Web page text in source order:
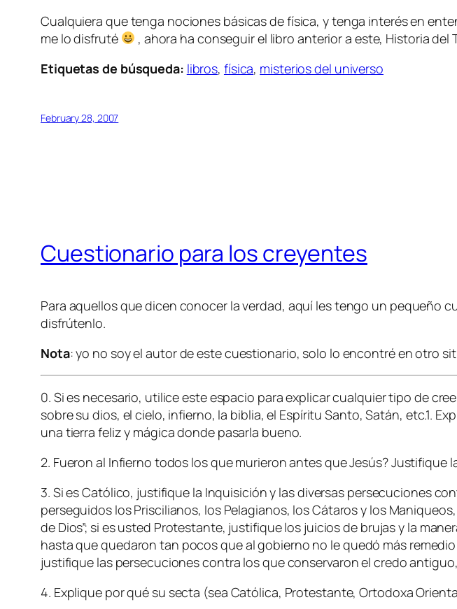
Cualquiera que tenga nociones básicas de física, y tenga interés en
me lo disfruté
, ahora ha conseguir el libro anterior a este, Historia del
Etiquetas de búsqueda: libros, física, misterios del universo
February 28, 2007
Cuestionario para los creyentes
Para aquellos que dicen conocer la verdad, aquí les tengo un pequeño
disfrútenlo.
Nota: yo no soy el autor de este cuestionario, solo lo encontré en otro
0. Si es necesario, utilice este espacio para explicar cualquier tipo de
sobre su dios, el cielo, infierno, la biblia, el Espíritu Santo, Satán, etc.1.
una tierra feliz y mágica donde pasarla bueno.
2. Fueron al Infierno todos los que murieron antes que Jesús? Justifique
3. Si es Católico, justifique la Inquisición y las diversas persecuciones
perseguidos los Priscilianos, los Pelagianos, los Cátaros y los
de Dios”; si es usted Protestante, justifique los juicios de brujas y la
hasta que quedaron tan pocos que al gobierno no le quedó más
justifique las persecuciones contra los que conservaron el credo
4. Explique por qué su secta (sea Católica, Protestante, Ortodoxa